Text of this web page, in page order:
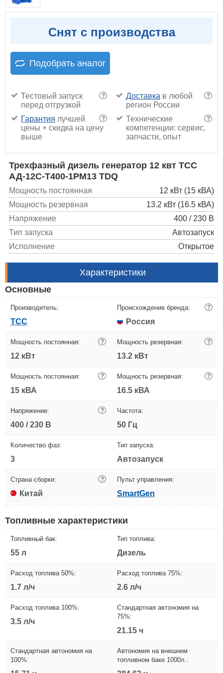
Снят с производства
Подобрать аналог
?
Тестовый запуск
перед отгрузкой
?
Доставка в любой
регион России
?
Гарантия лучшей
цены + скидка на цену
выше
?
Технические
компетенции: сервис,
запчасти, опыт
Трехфазный дизель генератор 12 квт ТСС
АД-12С-Т400-1РМ13 TDQ
Мощность постоянная
12 кВт (15 кВА)
Мощность резервная
13.2 кВт (16.5 кВА)
Напряжение
400 / 230 В
Тип запуска
Автозапуск
Исполнение
Открытое
Характеристики
Основные
Производитель:
ТСС
Происхождение бренда: ?
Россия
Мощность постоянная: ?
12 кВт
Мощность резервная: ?
13.2 кВт
Мощность постоянная: ?
15 кВА
Мощность резервная: ?
16.5 кВА
Напряжение: ?
400 / 230 В
Частота:
50 Гц
Количество фаз:
3
Тип запуска:
Автозапуск
Страна сборки: ?
Китай
Пульт управления:
SmartGen
Топливные характеристики
Топливный бак:
55 л
Тип топлива:
Дизель
Расход топлива 50%:
1.7 л/ч
Расход топлива 75%:
2.6 л/ч
Расход топлива 100%:
3.5 л/ч
Стандартная автономия на
75%:
21.15 ч
Стандартная автономия на
100%:
Автономия на внешнем
топливном баке 1000л.: